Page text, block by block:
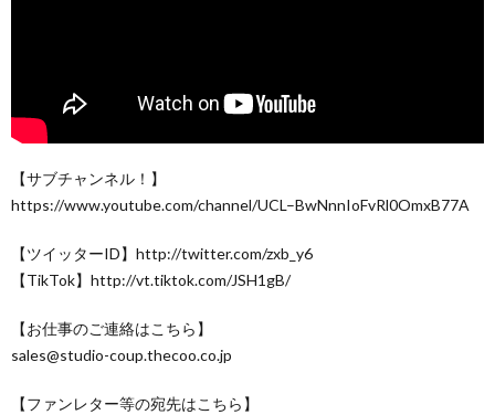
【サブチャンネル！】
https://www.youtube.com/channel/UCL–BwNnnIoFvRl0OmxB77A
【ツイッターID】http://twitter.com/zxb_y6
【TikTok】http://vt.tiktok.com/JSH1gB/
【お仕事のご連絡はこちら】
sales@studio-coup.thecoo.co.jp
【ファンレター等の宛先はこちら】